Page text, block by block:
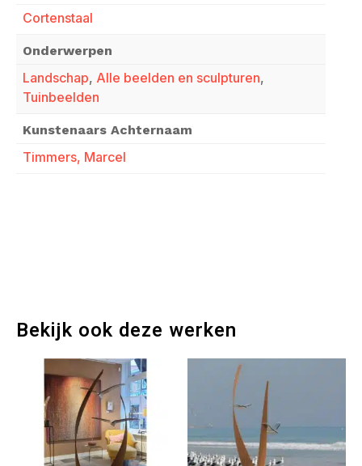
Cortenstaal
Onderwerpen
Landschap, Alle beelden en sculpturen,
Tuinbeelden
Kunstenaars Achternaam
Timmers, Marcel
Bekijk ook deze werken